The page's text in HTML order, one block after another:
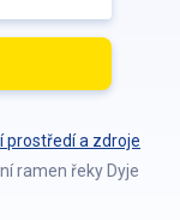
prostředí a zdroje
ramen řeky Dyje